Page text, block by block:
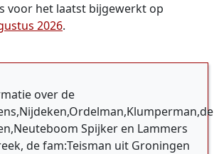
voor het laatst bijgewerkt op
2026.
over de
Spijker en Lammers
de fam:Teisman uit Groningen